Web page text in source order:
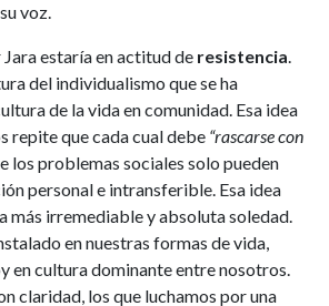
voz.
estaría en actitud de resistencia.
del individualismo que se ha
de la vida en comunidad. Esa idea
repite que cada cual debe “rascarse con
los problemas sociales solo pueden
personal e intransferible. Esa idea
más irremediable y absoluta soledad.
en nuestras formas de vida,
en cultura dominante entre nosotros.
claridad, los que luchamos por una